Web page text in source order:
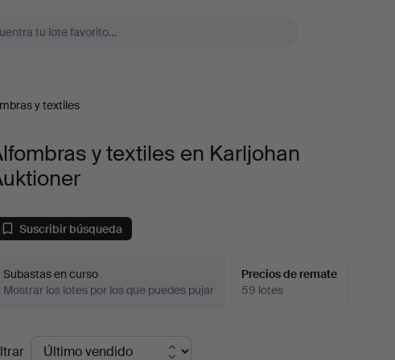
y textiles
y textiles en Karljohan
Suscribir búsqueda
Subastas en curso
Mostrar los lotes por los que puedes pujar
Precios de remate
59 lotes